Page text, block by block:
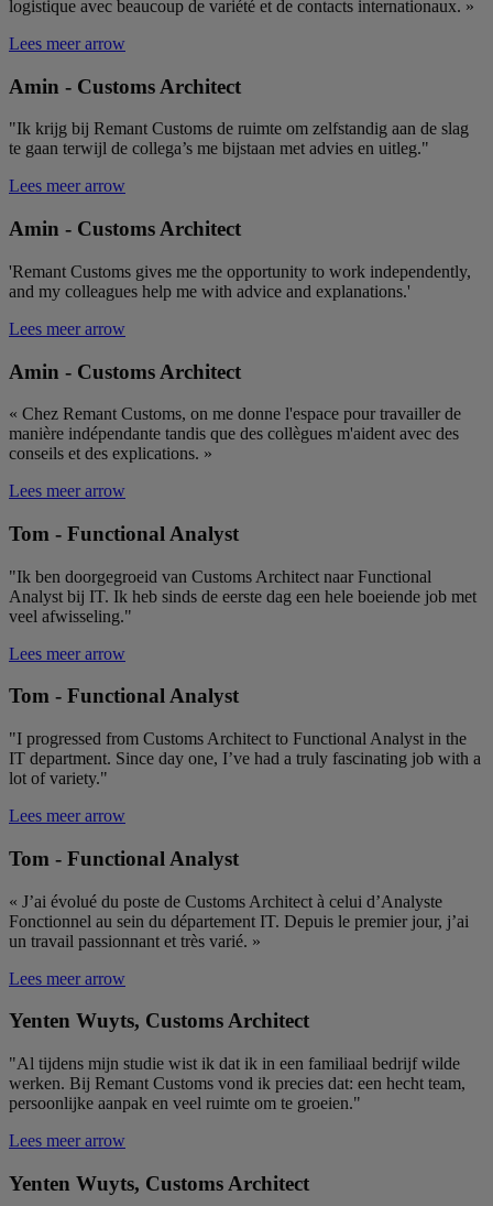
logistique avec beaucoup de variété et de contacts internationaux. »
Lees meer arrow
Amin - Customs Architect
"Ik krijg bij Remant Customs de ruimte om zelfstandig aan de slag
te gaan terwijl de collega’s me bijstaan met advies en uitleg."
Lees meer arrow
Amin - Customs Architect
'Remant Customs gives me the opportunity to work independently,
and my colleagues help me with advice and explanations.'
Lees meer arrow
Amin - Customs Architect
« Chez Remant Customs, on me donne l'espace pour travailler de
manière indépendante tandis que des collègues m'aident avec des
conseils et des explications. »
Lees meer arrow
Tom - Functional Analyst
"Ik ben doorgegroeid van Customs Architect naar Functional
Analyst bij IT. Ik heb sinds de eerste dag een hele boeiende job met
veel afwisseling."
Lees meer arrow
Tom - Functional Analyst
"I progressed from Customs Architect to Functional Analyst in the
IT department. Since day one, I’ve had a truly fascinating job with a
lot of variety."
Lees meer arrow
Tom - Functional Analyst
« J’ai évolué du poste de Customs Architect à celui d’Analyste
Fonctionnel au sein du département IT. Depuis le premier jour, j’ai
un travail passionnant et très varié. »
Lees meer arrow
Yenten Wuyts, Customs Architect
"Al tijdens mijn studie wist ik dat ik in een familiaal bedrijf wilde
werken. Bij Remant Customs vond ik precies dat: een hecht team,
persoonlijke aanpak en veel ruimte om te groeien."
Lees meer arrow
Yenten Wuyts, Customs Architect
behouden.
gegenereerd
toe te wijzen
klant-ID. Het
berekenen
site-
YSC
Google LLC
.youtube.com
Deze cookie
door YouTube
ingesteld om